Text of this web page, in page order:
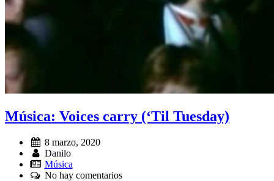
Música: Voices carry (‘Til Tuesday)
Fecha:
8 marzo, 2020
Autor:
Danilo
Música
Comentarios:
No hay comentarios